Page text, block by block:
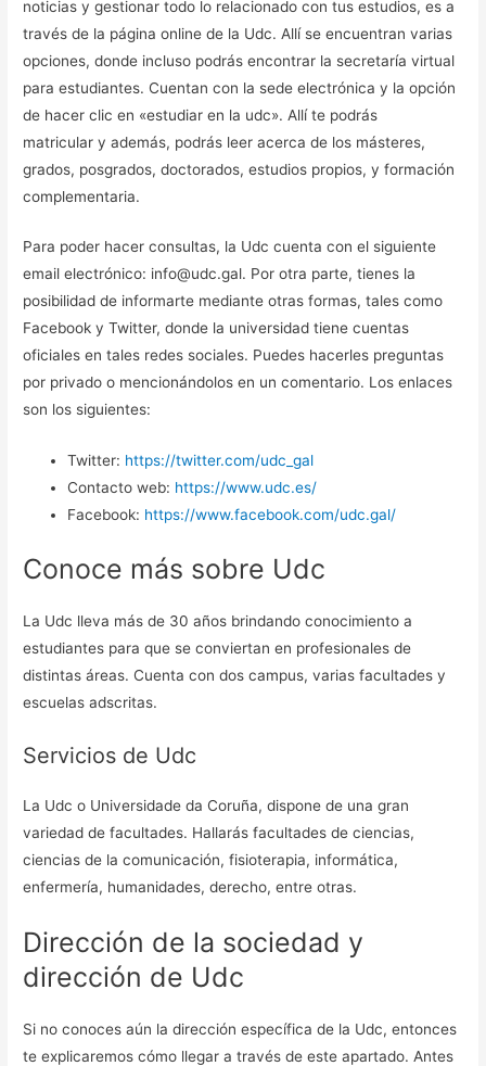
noticias y gestionar todo lo relacionado con tus estudios, es a
través de la página online de la Udc. Allí se encuentran varias
opciones, donde incluso podrás encontrar la secretaría virtual
para estudiantes. Cuentan con la sede electrónica y la opción
de hacer clic en «estudiar en la udc». Allí te podrás
matricular y además, podrás leer acerca de los másteres,
grados, posgrados, doctorados, estudios propios, y formación
complementaria.
Para poder hacer consultas, la Udc cuenta con el siguiente
email electrónico: info@udc.gal. Por otra parte, tienes la
posibilidad de informarte mediante otras formas, tales como
Facebook y Twitter, donde la universidad tiene cuentas
oficiales en tales redes sociales. Puedes hacerles preguntas
por privado o mencionándolos en un comentario. Los enlaces
son los siguientes:
Twitter: https://twitter.com/udc_gal
Contacto web: https://www.udc.es/
Facebook: https://www.facebook.com/udc.gal/
Conoce más sobre Udc
La Udc lleva más de 30 años brindando conocimiento a
estudiantes para que se conviertan en profesionales de
distintas áreas. Cuenta con dos campus, varias facultades y
escuelas adscritas.
Servicios de Udc
La Udc o Universidade da Coruña, dispone de una gran
variedad de facultades. Hallarás facultades de ciencias,
ciencias de la comunicación, fisioterapia, informática,
enfermería, humanidades, derecho, entre otras.
Dirección de la sociedad y
dirección de Udc
Si no conoces aún la dirección específica de la Udc, entonces
te explicaremos cómo llegar a través de este apartado. Antes